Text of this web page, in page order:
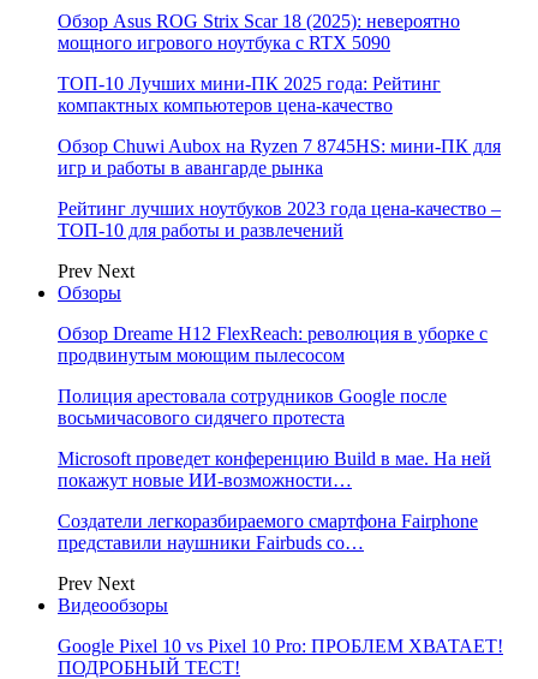
Обзор Asus ROG Strix Scar 18 (2025): невероятно
мощного игрового ноутбука с RTX 5090
ТОП-10 Лучших мини-ПК 2025 года: Рейтинг
компактных компьютеров цена-качество
Обзор Chuwi Aubox на Ryzen 7 8745HS: мини-ПК для
игр и работы в авангарде рынка
Рейтинг лучших ноутбуков 2023 года цена-качество –
ТОП-10 для работы и развлечений
Prev Next
Обзоры
Обзор Dreame H12 FlexReach: революция в уборке с
продвинутым моющим пылесосом
Полиция арестовала сотрудников Google после
восьмичасового сидячего протеста
Microsoft проведет конференцию Build в мае. На ней
покажут новые ИИ-возможности…
Создатели легкоразбираемого смартфона Fairphone
представили наушники Fairbuds со…
Prev Next
Видеообзоры
Google Pixel 10 vs Pixel 10 Pro: ПРОБЛЕМ ХВАТАЕТ!
ПОДРОБНЫЙ ТЕСТ!